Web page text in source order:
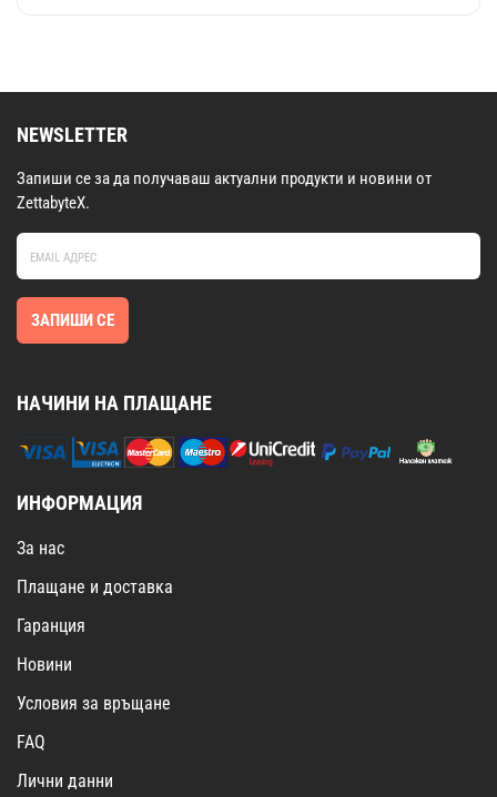
NEWSLETTER
Запиши се за да получаваш актуални продукти и новини от
ZettabyteX.
ЗАПИШИ СЕ
НАЧИНИ НА ПЛАЩАНЕ
ИНФОРМАЦИЯ
За нас
Плащане и доставка
Гаранция
Новини
Условия за връщане
FAQ
Лични данни